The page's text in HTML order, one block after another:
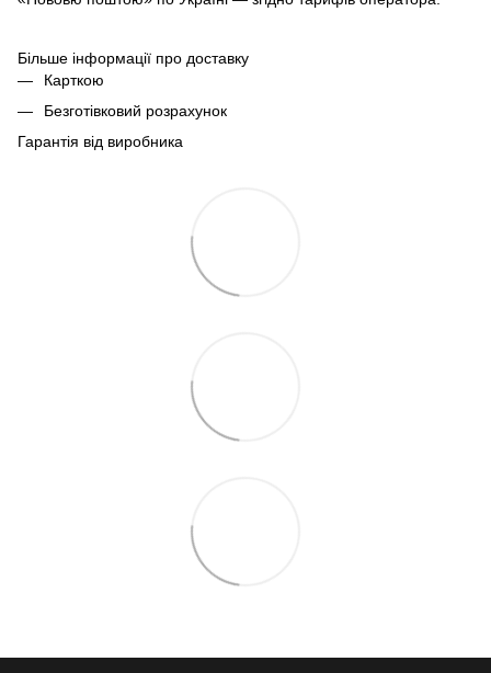
Більше інформації про доставку
Карткою
Безготівковий розрахунок
Гарантія від виробника